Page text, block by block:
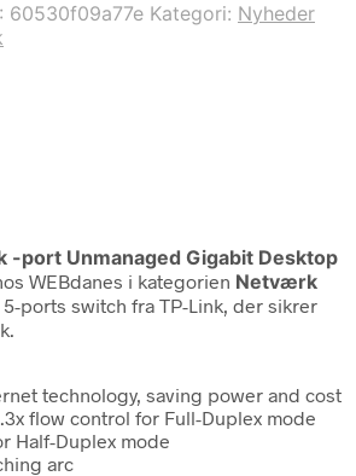
60530f09a77e Kategori: Nyheder
-port Unmanaged Gigabit Desktop
WEBdanes i kategorien Netværk
5-ports switch fra TP-Link, der sikrer
technology, saving power and cost
flow control for Full-Duplex mode
Half-Duplex mode
arc